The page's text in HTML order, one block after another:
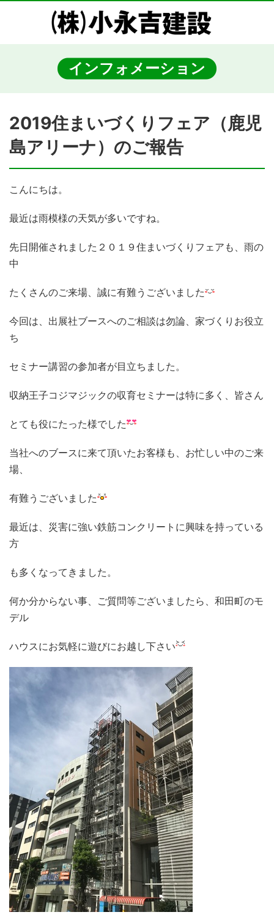
インフォメーション
2019住まいづくりフェア（鹿児
島アリーナ）のご報告
こんにちは。
最近は雨模様の天気が多いですね。
先日開催されました２０１９住まいづくりフェアも、雨の
中
たくさんのご来場、誠に有難うございました
今回は、出展社ブースへのご相談は勿論、家づくりお役立
ち
セミナー講習の参加者が目立ちました。
収納王子コジマジックの収育セミナーは特に多く、皆さん
とても役にたった様でした
当社へのブースに来て頂いたお客様も、お忙しい中のご来
場、
有難うございました
最近は、災害に強い鉄筋コンクリートに興味を持っている
方
も多くなってきました。
何か分からない事、ご質問等ございましたら、和田町のモ
デル
ハウスにお気軽に遊びにお越し下さい